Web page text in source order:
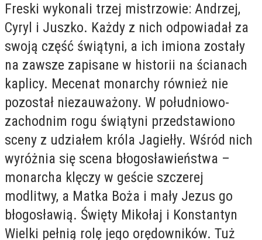
Freski wykonali trzej mistrzowie: Andrzej,
Cyryl i Juszko. Każdy z nich odpowiadał za
swoją część świątyni, a ich imiona zostały
na zawsze zapisane w historii na ścianach
kaplicy. Mecenat monarchy również nie
pozostał niezauważony. W południowo-
zachodnim rogu świątyni przedstawiono
sceny z udziałem króla Jagiełły. Wśród nich
wyróżnia się scena błogosławieństwa –
monarcha klęczy w geście szczerej
modlitwy, a Matka Boża i mały Jezus go
błogosławią. Święty Mikołaj i Konstantyn
Wielki pełnią rolę jego orędowników. Tuż